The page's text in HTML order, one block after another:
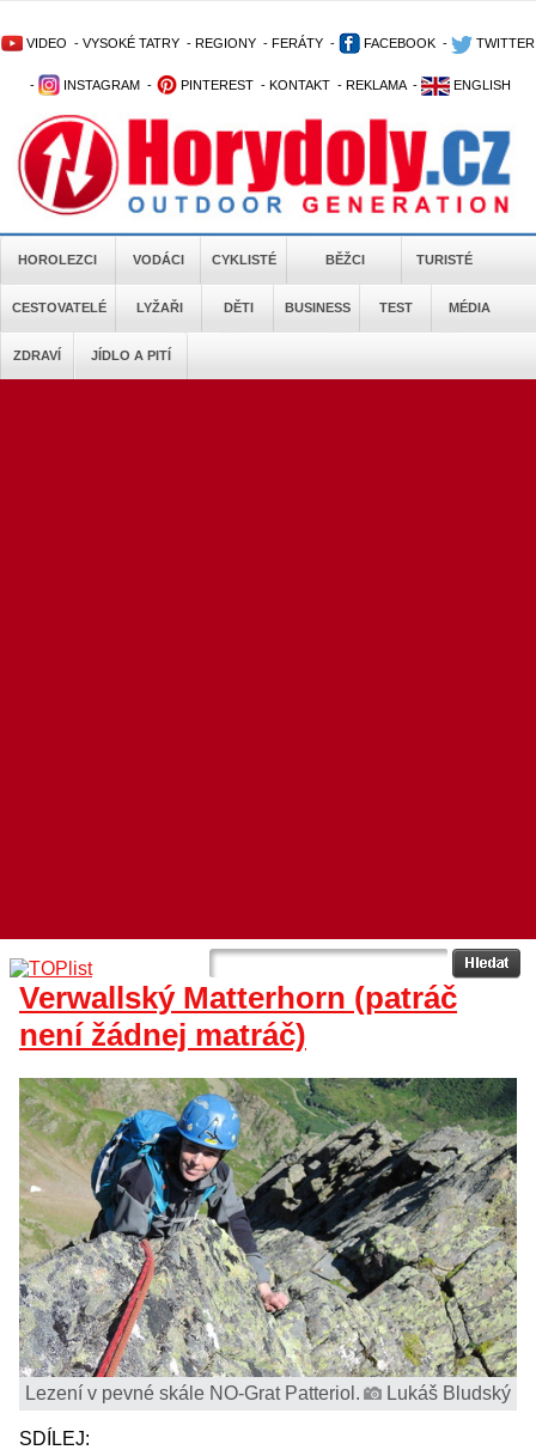
VIDEO - VYSOKÉ TATRY - REGIONY - FERÁTY - FACEBOOK - TWITTER
- INSTAGRAM - PINTEREST - KONTAKT - REKLAMA - ENGLISH
HOROLEZCI VODÁCI CYKLISTÉ BĚŽCI TURISTÉ
CESTOVATELÉ LYŽAŘI DĚTI BUSINESS TEST MÉDIA
ZDRAVÍ JÍDLO A PITÍ
Verwallský Matterhorn (patráč
není žádnej matráč)
Lezení v pevné skále NO-Grat Patteriol. Lukáš Bludský
SDÍLEJ: